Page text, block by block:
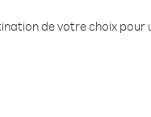
de votre choix pour